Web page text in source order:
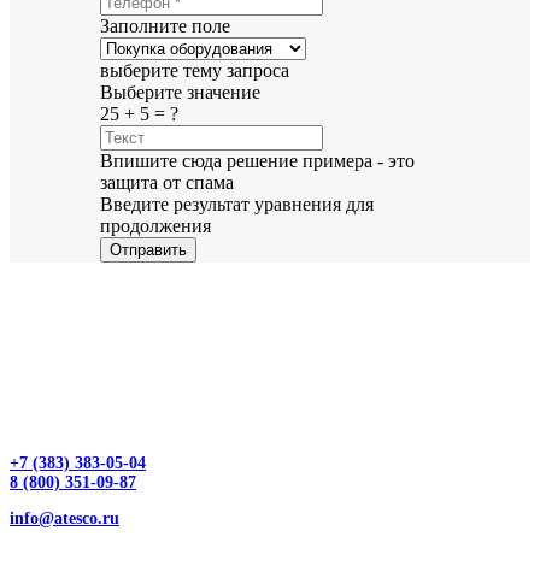
Заполните поле
выберите тему запроса
Выберите значение
25 + 5 = ?
Впишите сюда решение примера - это
защита от спама
Введите результат уравнения для
продолжения
Отправить
+7 (383) 383-05-04
8 (800) 351-09-87
info@atesco.ru